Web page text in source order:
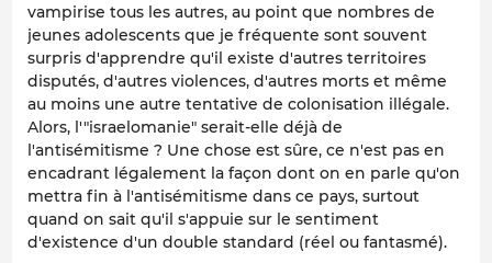
vampirise tous les autres, au point que nombres de
jeunes adolescents que je fréquente sont souvent
surpris d'apprendre qu'il existe d'autres territoires
disputés, d'autres violences, d'autres morts et même
au moins une autre tentative de colonisation illégale.
Alors, l'"israelomanie" serait-elle déjà de
l'antisémitisme ? Une chose est sûre, ce n'est pas en
encadrant légalement la façon dont on en parle qu'on
mettra fin à l'antisémitisme dans ce pays, surtout
quand on sait qu'il s'appuie sur le sentiment
d'existence d'un double standard (réel ou fantasmé).